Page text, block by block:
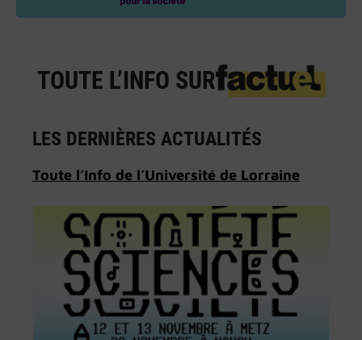
TOUTE L’INFO SUR
LES DERNIÈRES ACTUALITÉS
Toute l’Info de l’Université de Lorraine